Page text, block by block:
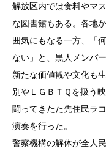
解放区内では食料やマ
な図書館もある。各地
囲気にもなる一方、「
ない」と、黒人メンバ
新たな価値観や文化も
別やＬＧＢＴＱを扱う
闘ってきたた先住民ラ
演奏を行った。
警察機構の解体が全人